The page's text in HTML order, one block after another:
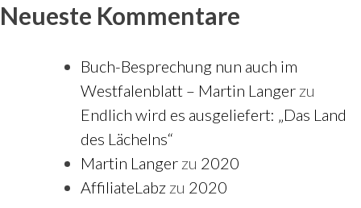
Neueste Kommentare
Buch-Besprechung nun auch im
Westfalenblatt – Martin Langer zu
Endlich wird es ausgeliefert: „Das Land
des Lächelns“
Martin Langer zu 2020
AffiliateLabz zu 2020